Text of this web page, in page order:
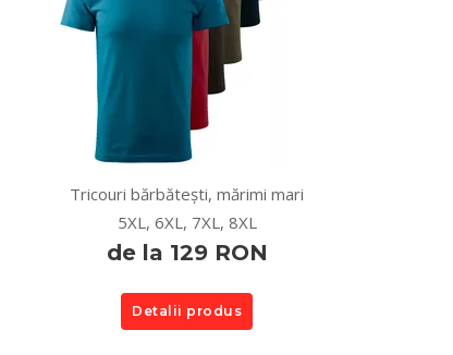
Tricouri bărbătești, mărimi mari
5XL, 6XL, 7XL, 8XL
de la 129 RON
Detalii produs